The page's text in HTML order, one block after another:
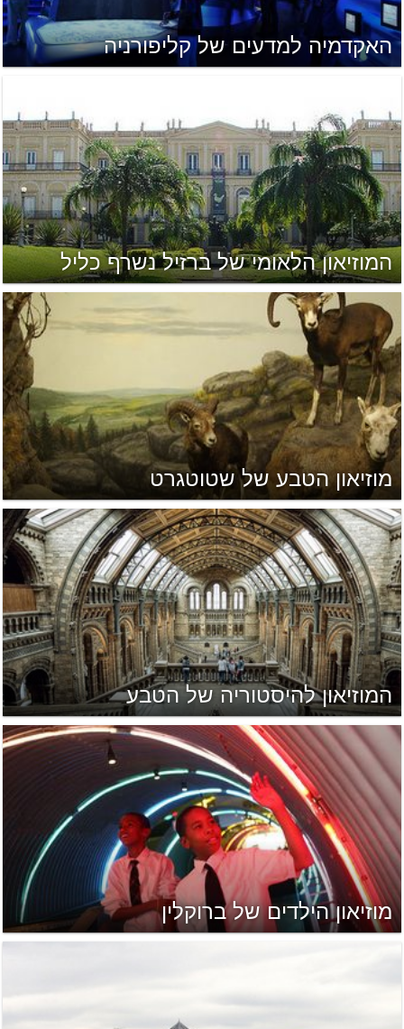
האקדמיה למדעים של קליפורניה
המוזיאון הלאומי של ברזיל נשרף כליל
מוזיאון הטבע של שטוטגרט
המוזיאון להיסטוריה של הטבע
מוזיאון הילדים של ברוקלין